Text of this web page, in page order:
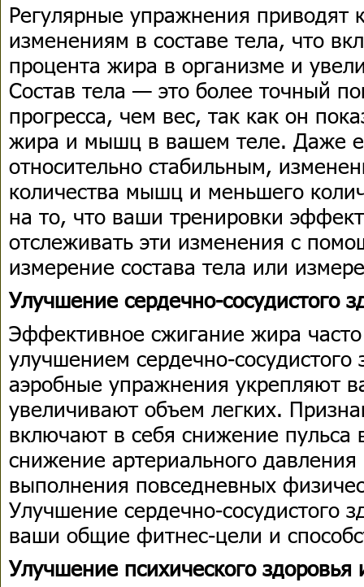
Регулярные упражнения приводят
изменениям в составе тела, что
процента жира в организме и
Состав тела — это более точный
прогресса, чем вес, так как он
жира и мышц в вашем теле. Даже
относительно стабильным,
количества мышц и меньшего
на то, что ваши тренировки
отслеживать эти изменения с
измерение состава тела или
Улучшение сердечно-сосудистого
Эффективное сжигание жира
улучшением сердечно-сосудистого
аэробные упражнения укрепляют
увеличивают объем легких.
включают в себя снижение пульса
снижение артериального
выполнения повседневных
Улучшение сердечно-сосудистого
ваши общие фитнес-цели и
Улучшение психического здоровья